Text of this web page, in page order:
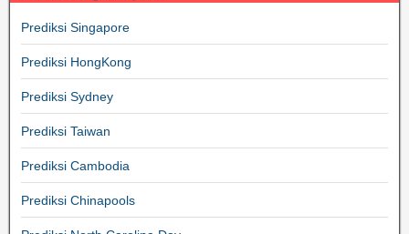
Prediksi Singapore
Prediksi HongKong
Prediksi Sydney
Prediksi Taiwan
Prediksi Cambodia
Prediksi Chinapools